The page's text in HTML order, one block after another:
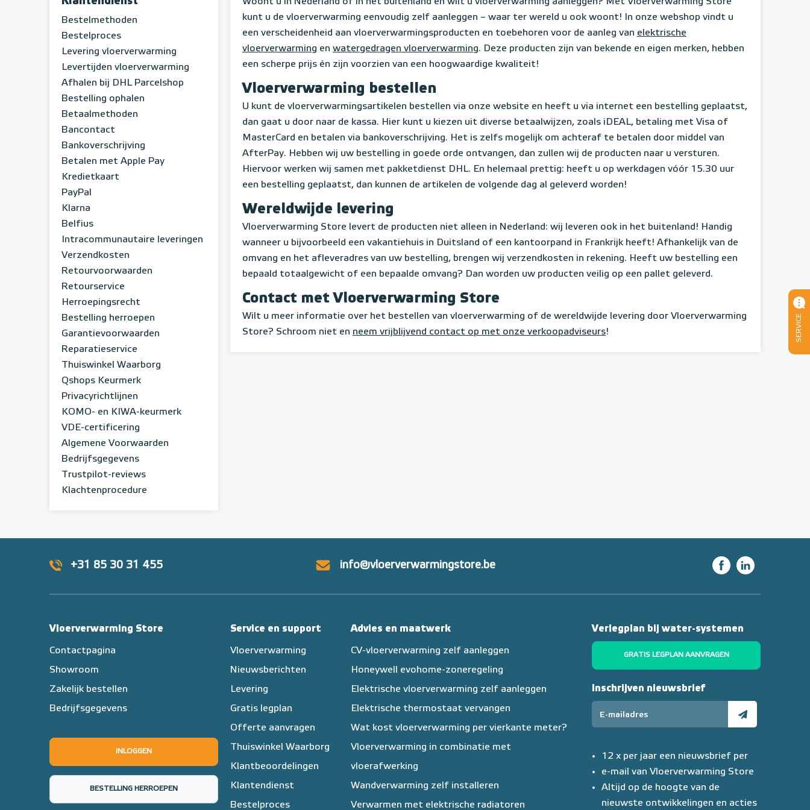
Bestelmethoden
Bestelproces
Levering vloerverwarming
Levertijden vloerverwarming
Afhalen bij DHL Parcelshop
Bestelling ophalen
Betaalmethoden
Bancontact
Bankoverschrijving
Betalen met Apple Pay
Kredietkaart
PayPal
Klarna
Belfius
Intracommunautaire leveringen
Verzendkosten
Retourvoorwaarden
Retourservice
Herroepingsrecht
Bestelling herroepen
Garantievoorwaarden
Reparatieservice
Thuiswinkel Waarborg
Qshops Keurmerk
Privacyrichtlijnen
KOMO- en KIWA-keurmerk
VDE-certificering
Algemene Voorwaarden
Bedrijfsgegevens
Trustpilot-reviews
Klachtenprocedure
kunt u de vloerverwarming eenvoudig zelf aanleggen – waar ter wereld u ook woont! In onze webshop vindt u
een verscheidenheid aan vloerverwarmingsproducten en toebehoren voor de aanleg van elektrische
vloerverwarming en watergedragen vloerverwarming. Deze producten zijn van bekende en eigen merken, hebben
een scherpe prijs én zijn voorzien van een hoogwaardige kwaliteit!
Vloerverwarming bestellen
U kunt de vloerverwarmingsartikelen bestellen via onze website en heeft u via internet een bestelling geplaatst,
dan gaat u door naar de kassa. Hier kunt u kiezen uit diverse betaalwijzen, zoals iDEAL, betaling met Visa of
MasterCard en betalen via bankoverschrijving. Het is zelfs mogelijk om achteraf te betalen door middel van
AfterPay. Hebben wij uw bestelling in goede orde ontvangen, dan zullen wij de producten naar u versturen.
Hiervoor werken wij samen met pakketdienst DHL. En helemaal prettig: heeft u op werkdagen vóór 15.30 uur
een bestelling geplaatst, dan kunnen de artikelen de volgende dag al geleverd worden!
Wereldwijde levering
Vloerverwarming Store levert de producten niet alleen in Nederland: wij leveren ook in het buitenland! Handig
wanneer u bijvoorbeeld een vakantiehuis in Duitsland of een kantoorpand in Frankrijk heeft! Afhankelijk van de
omvang en het afleveradres van uw bestelling, brengen wij verzendkosten in rekening. Heeft uw bestelling een
bepaald totaalgewicht of een bepaalde omvang? Dan worden uw producten veilig op een pallet geleverd.
Contact met Vloerverwarming Store
Wilt u meer informatie over het bestellen van vloerverwarming of de wereldwijde levering door Vloerverwarming
Store? Schroom niet en neem vrijblijvend contact op met onze verkoopadviseurs!
+31 85 30 31 455 info@vloerverwarmingstore.be
Vloerverwarming Store
Contactpagina
Showroom
Zakelijk bestellen
Bedrijfsgegevens
INLOGGEN
BESTELLING HERROEPEN
Service en support
Vloerverwarming
Nieuwsberichten
Levering
Gratis legplan
Offerte aanvragen
Thuiswinkel Waarborg
Klantbeoordelingen
Klantendienst
Bestelproces
Advies en maatwerk
CV-vloerverwarming zelf aanleggen
Honeywell evohome-zoneregeling
Elektrische vloerverwarming zelf aanleggen
Elektrische thermostaat vervangen
Wat kost vloerverwarming per vierkante meter?
Vloerverwarming in combinatie met
vloerafwerking
Wandverwarming zelf installeren
Verwarmen met elektrische radiatoren
Verlegplan bij water-systemen
GRATIS LEGPLAN AANVRAGEN
Inschrijven nieuwsbrief
12 x per jaar een nieuwsbrief per
e-mail van Vloerverwarming Store
Altijd op de hoogte van de
nieuwste ontwikkelingen en acties
SERVICE